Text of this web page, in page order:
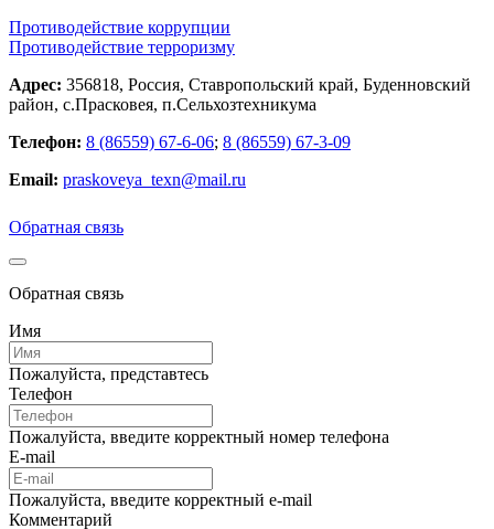
Противодействие коррупции
Противодействие терроризму
Адрес: 356818, Россия, Ставропольский край, Буденновский
район, с.Прасковея, п.Сельхозтехникума
Телефон: 8 (86559) 67-6-06; 8 (86559) 67-3-09
Email: praskoveya_texn@mail.ru
Обратная связь
Обратная связь
Имя
Пожалуйста, представтесь
Телефон
Пожалуйста, введите корректный номер телефона
E-mail
Пожалуйста, введите корректный e-mail
Комментарий